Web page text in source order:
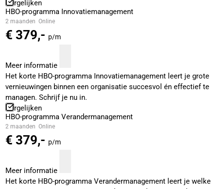
Vergelijken
HBO-programma Innovatiemanagement
2 maanden Online
€ 379,- p/m
Meer informatie
Het korte HBO-programma Innovatiemanagement leert je grote
vernieuwingen binnen een organisatie succesvol én effectief te
managen. Schrijf je nu in.
Vergelijken
HBO-programma Verandermanagement
2 maanden Online
€ 379,- p/m
Meer informatie
Het korte HBO-programma Verandermanagement leert je welke